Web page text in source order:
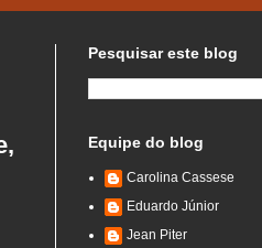
Pesquisar este blog
Equipe do blog
Carolina Cassese
Eduardo Júnior
Jean Piter